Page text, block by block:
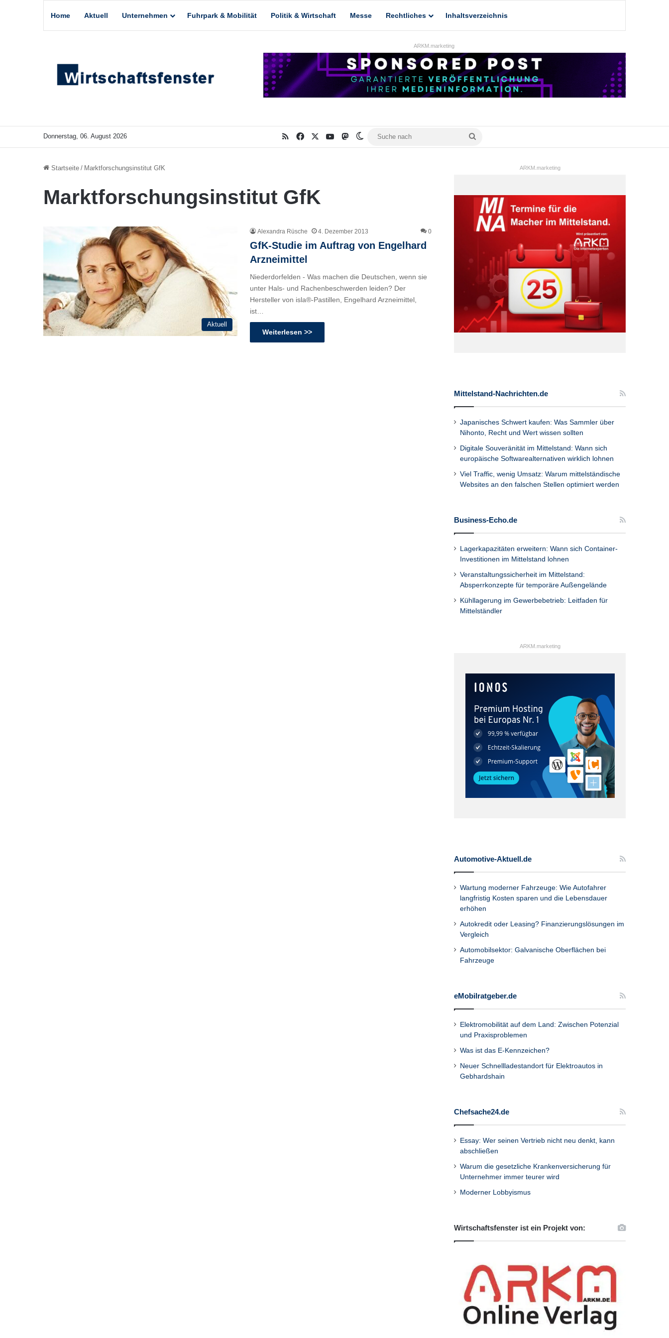
Home Aktuell Unternehmen Fuhrpark & Mobilität Politik & Wirtschaft Messe Rechtliches Inhaltsverzeichnis
ARKM.marketing
Donnerstag, 06. August 2026 RSS Facebook YouTubeMastodonSkin umschalten
Startseite / Marktforschungsinstitut GfK
Marktforschungsinstitut GfK
Aktuell
Alexandra Rüsche 4. Dezember 2013 0
GfK-Studie im Auftrag von Engelhard
Arzneimittel
Niederdorfelden - Was machen die Deutschen, wenn sie
unter Hals- und Rachenbeschwerden leiden? Der
Hersteller von isla®-Pastillen, Engelhard Arzneimittel,
ist…
Weiterlesen >>
ARKM.marketing
Mittelstand-Nachrichten.de
Japanisches Schwert kaufen: Was Sammler über
Nihonto, Recht und Wert wissen sollten
Digitale Souveränität im Mittelstand: Wann sich
europäische Softwarealternativen wirklich lohnen
Viel Traffic, wenig Umsatz: Warum mittelständische
Websites an den falschen Stellen optimiert werden
Business-Echo.de
Lagerkapazitäten erweitern: Wann sich Container-
Investitionen im Mittelstand lohnen
Veranstaltungssicherheit im Mittelstand:
Absperrkonzepte für temporäre Außengelände
Kühllagerung im Gewerbebetrieb: Leitfaden für
Mittelständler
ARKM.marketing
Automotive-Aktuell.de
Wartung moderner Fahrzeuge: Wie Autofahrer
langfristig Kosten sparen und die Lebensdauer
erhöhen
Autokredit oder Leasing? Finanzierungslösungen im
Vergleich
Automobilsektor: Galvanische Oberflächen bei
Fahrzeuge
eMobilratgeber.de
Elektromobilität auf dem Land: Zwischen Potenzial
und Praxisproblemen
Was ist das E-Kennzeichen?
Neuer Schnellladestandort für Elektroautos in
Gebhardshain
Chefsache24.de
Essay: Wer seinen Vertrieb nicht neu denkt, kann
abschließen
Warum die gesetzliche Krankenversicherung für
Unternehmer immer teurer wird
Moderner Lobbyismus
Wirtschaftsfenster ist ein Projekt von: